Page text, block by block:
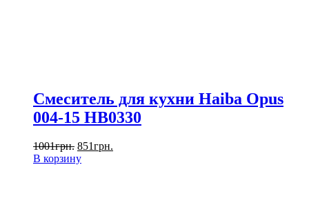
Смеситель для кухни Haiba Opus
004-15 HB0330
1001грн. 851грн.
В корзину